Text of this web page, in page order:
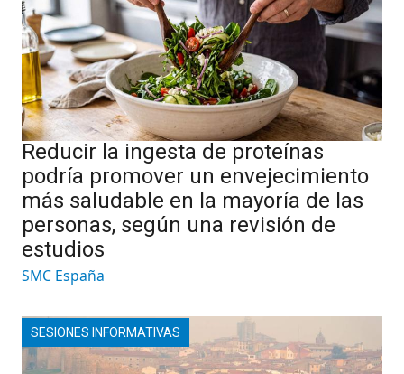
Reducir la ingesta de proteínas
podría promover un envejecimiento
más saludable en la mayoría de las
personas, según una revisión de
estudios
SMC España
SESIONES INFORMATIVAS